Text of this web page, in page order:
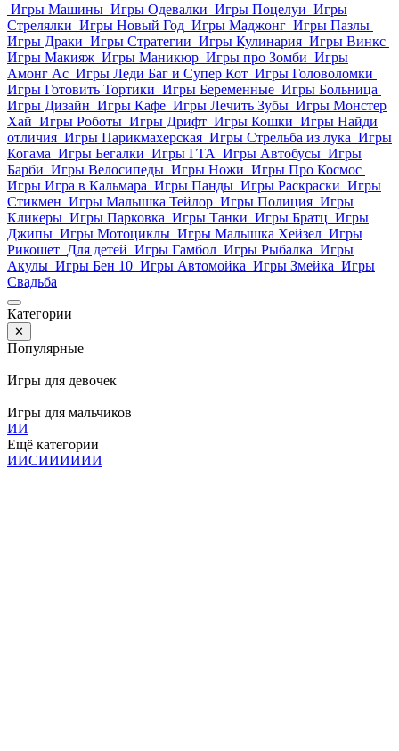
Игры Машины Игры Одевалки Игры Поцелуи Игры
Стрелялки Игры Новый Год Игры Маджонг Игры Пазлы
Игры Драки Игры Стратегии Игры Кулинария Игры Винкс
Игры Макияж Игры Маникюр Игры про Зомби Игры
Амонг Ас Игры Леди Баг и Супер Кот Игры Головоломки
Игры Готовить Тортики Игры Беременные Игры Больница
Игры Дизайн Игры Кафе Игры Лечить Зубы Игры Монстер
Хай Игры Роботы Игры Дрифт Игры Кошки Игры Найди
отличия Игры Парикмахерская Игры Стрельба из лука Игры
Когама Игры Бегалки Игры ГТА Игры Автобусы Игры
Барби Игры Велосипеды Игры Ножи Игры Про Космос
Игры Игра в Кальмара Игры Панды Игры Раскраски Игры
Стикмен Игры Малышка Тейлор Игры Полиция Игры
Кликеры Игры Парковка Игры Танки Игры Братц Игры
Джипы Игры Мотоциклы Игры Малышка Хейзел Игры
Рикошет Для детей Игры Гамбол Игры Рыбалка Игры
Акулы Игры Бен 10 Игры Автомойка Игры Змейка Игры
Свадьба
Категории
✕
Популярные
Игры для девочек
Игры для мальчиков
ИИ
Ещё категории
ИИСИИИИИИ